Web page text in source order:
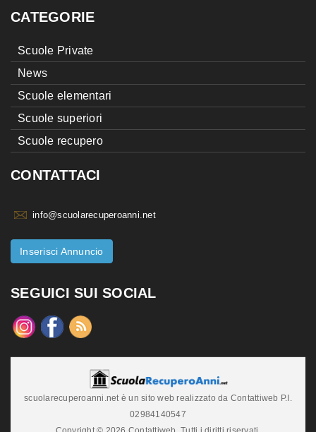
CATEGORIE
Scuole Private
News
Scuole elementari
Scuole superiori
Scuole recupero
CONTATTACI
info@scuolarecuperoanni.net
Inserisci Annuncio
SEGUICI SUI SOCIAL
scuolarecuperoanni.net è un sito web realizzato da Contattiweb P.I.
02984140547